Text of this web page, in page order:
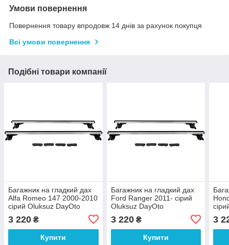
Умови повернення
Повернення товару впродовж 14 днів за рахунок покупця
Всі умови повернення
Подібні товари компанії
Багажник на гладкий дах
Alfa Romeo 147 2000-2010
сірий Oluksuz DayOto
3 220 ₴
Купити
Багажник на гладкий дах
Ford Ranger 2011- сірий
Oluksuz DayOto
3 220₴
Купити
3